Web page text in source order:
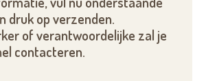
druk op verzenden.
of verantwoordelijke zal je
contacteren.